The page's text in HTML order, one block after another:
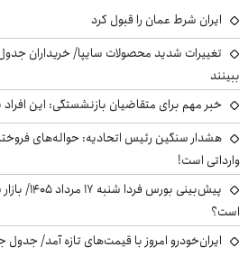
ایران شرط عمان را قبول کرد
ببینند
خبر مهم برای متقاضیان بازنشستگی: این افراد باید ۵ سال بیشتر
هشدار سنگین رئیس اتحادیه: حواله‌های
وارداتی است!
پیش‌بینی
است؟
ایران‌خودرو امروز با قیمت‌های تازه آمد/ جدول جمعه ۱۶